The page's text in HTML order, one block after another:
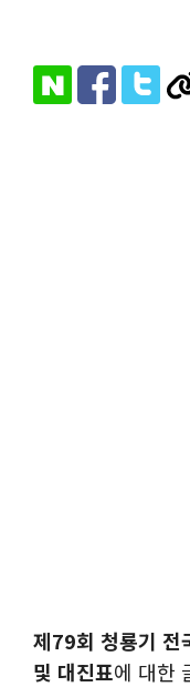
제79회 청룡기 전
및 대진표에 대한